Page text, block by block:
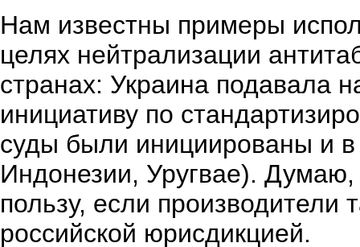
Нам известны примеры
целях нейтрализации
странах: Украина подавала
инициативу по
суды были инициированы и
Индонезии, Уругвае).
пользу, если производители
российской юрисдикцией.